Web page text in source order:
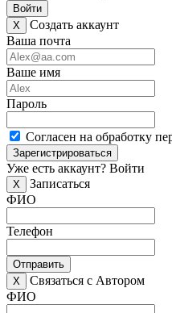
Войти
X
Создать аккаунт
Ваша почта
Ваше имя
Пароль
Согласен на обработку
Зарегистрироваться
Уже есть аккаунт? Войти
X
Записаться
ФИО
Телефон
Отправить
X
Связаться с Автором
ФИО